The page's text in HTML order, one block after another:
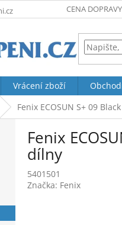
CENA DOPRAVY
Vrácení zboží
Fenix ECOSUN S+ 09
Fenix
dílny
5401501
Značka: Fenix